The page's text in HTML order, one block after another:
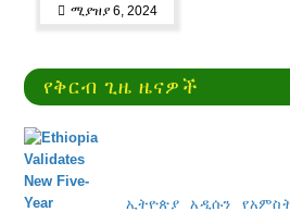
ሚያዝያ 6, 2024
የቅርብ ጊዜ ዜናዎች
ኢትዮጵያ አዲሱን